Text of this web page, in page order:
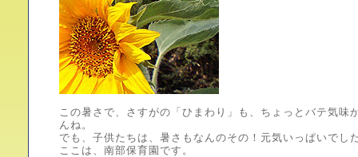
この暑さで、さすがの「ひまわり」も、ちょっとバテ気味
んね。
でも、子供たちは、暑さもなんのその！元気いっぱいでし
ここは、南部保育園です。